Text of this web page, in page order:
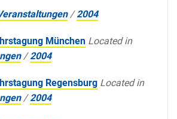
/2004
München Located in
/2004
Regensburg Located in
/2004